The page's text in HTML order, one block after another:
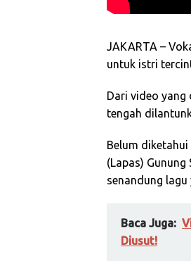
JAKARTA –
untuk istri
Dari video yang
tengah
Belum
(Lapas)
senandung
Baca Juga:
Diusut!